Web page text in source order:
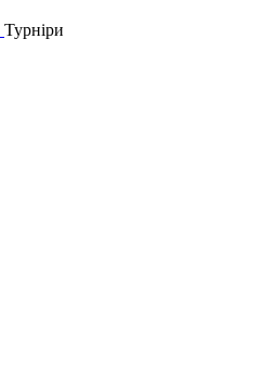
Турніри